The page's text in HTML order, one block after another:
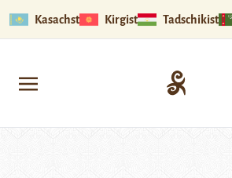
Kasachstan Kirgistan Tadschikistan